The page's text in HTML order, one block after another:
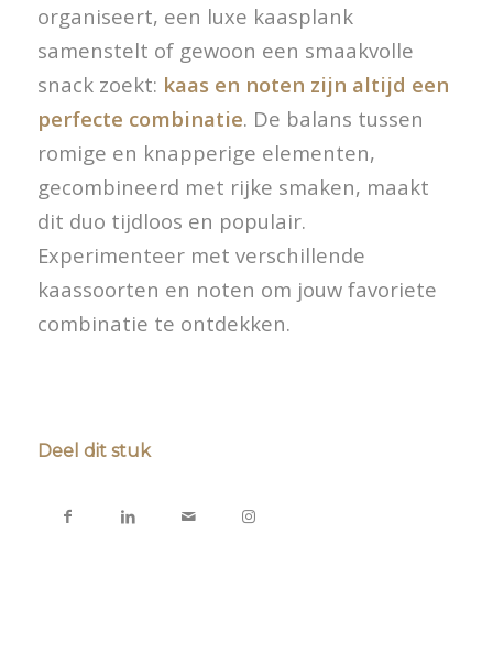
organiseert, een luxe kaasplank
samenstelt of gewoon een smaakvolle
snack zoekt: kaas en noten zijn altijd een
perfecte combinatie. De balans tussen
romige en knapperige elementen,
gecombineerd met rijke smaken, maakt
dit duo tijdloos en populair.
Experimenteer met verschillende
kaassoorten en noten om jouw favoriete
combinatie te ontdekken.
Deel dit stuk